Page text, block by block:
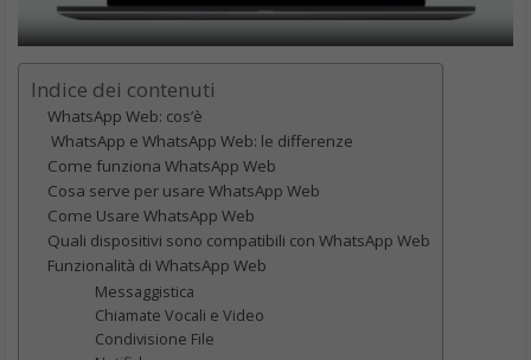
Quali dispositivi sono compatibili con WhatsApp Web
WhatsApp Web funziona sui browser web più diffusi, come
Google Chrome, Mozilla Firefox, Microsoft Edge e Safari. È
inoltre possibile utilizzare WhatsApp Web su dispositivi mobili
come tablet e smartphone, purché siano dotati di un browser
web moderno. Tuttavia, per una migliore esperienza d’uso, si
consiglia di utilizzare WhatsApp Web su un computer desktop o
laptop.
Funzionalità di WhatsApp Web
Utilizzare WhatsApp Web offre un’esperienza simile all’app
mobile, con alcune funzionalità chiave che la rendono uno
strumento prezioso per la produttività e la comunicazione.